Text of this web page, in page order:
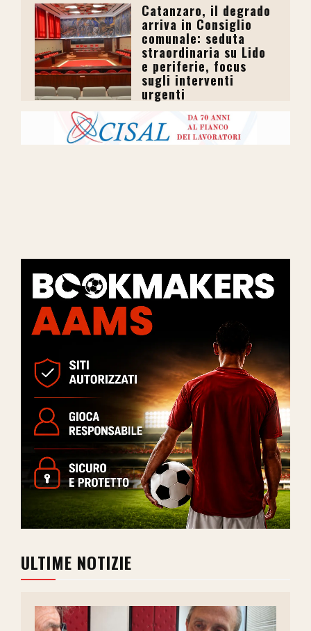
Catanzaro, il degrado
arriva in Consiglio
comunale: seduta
straordinaria su Lido
e periferie, focus
sugli interventi
urgenti
ULTIME NOTIZIE